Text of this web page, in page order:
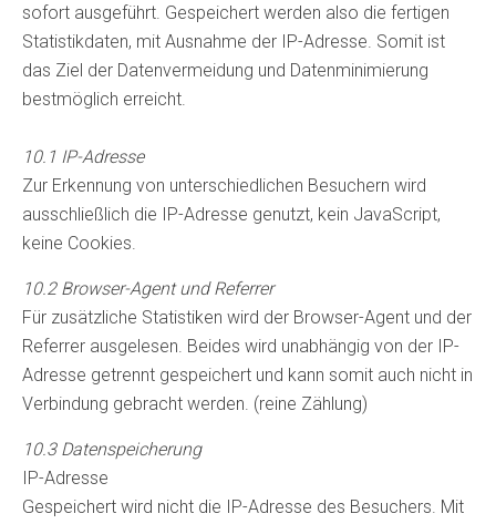
sofort ausgeführt. Gespeichert werden also die fertigen
Statistikdaten, mit Ausnahme der IP-Adresse. Somit ist
das Ziel der Datenvermeidung und Datenminimierung
bestmöglich erreicht.
10.1 IP-Adresse
Zur Erkennung von unterschiedlichen Besuchern wird
ausschließlich die IP-Adresse genutzt, kein JavaScript,
keine Cookies.
10.2 Browser-Agent und Referrer
Für zusätzliche Statistiken wird der Browser-Agent und der
Referrer ausgelesen. Beides wird unabhängig von der IP-
Adresse getrennt gespeichert und kann somit auch nicht in
Verbindung gebracht werden. (reine Zählung)
10.3 Datenspeicherung
IP-Adresse
Gespeichert wird nicht die IP-Adresse des Besuchers. Mit